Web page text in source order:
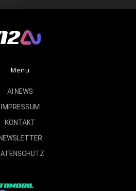
Menu
AI NEWS
IMPRESSUM
KONTAKT
NEWSLETTER